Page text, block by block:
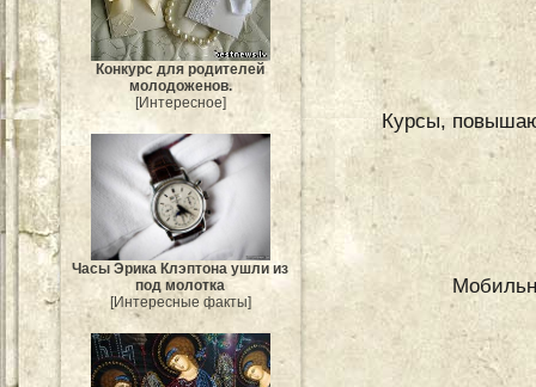
Конкурс для родителей
молодоженов.
[Интересное]
Часы Эрика Клэптона ушли из
под молотка
[Интересные факты]
Курсы,